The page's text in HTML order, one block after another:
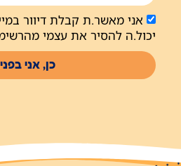
אני מאשר.ת קבלת דיוור
יכול.ה להסיר את עצמי
כן, אני